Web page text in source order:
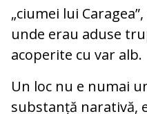
„ciumei lui
unde erau aduse
acoperite cu var alb.
Un loc nu e numai
substanță narativă,